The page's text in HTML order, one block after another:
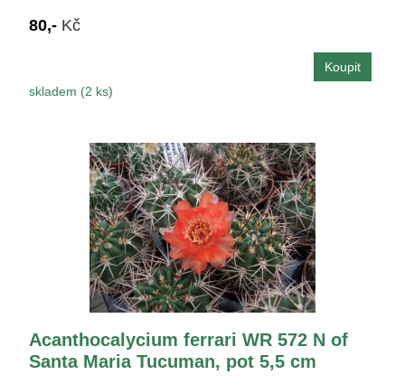
80,- Kč
skladem (2 ks)
Acanthocalycium ferrari WR 572 N of
Santa Maria Tucuman, pot 5,5 cm